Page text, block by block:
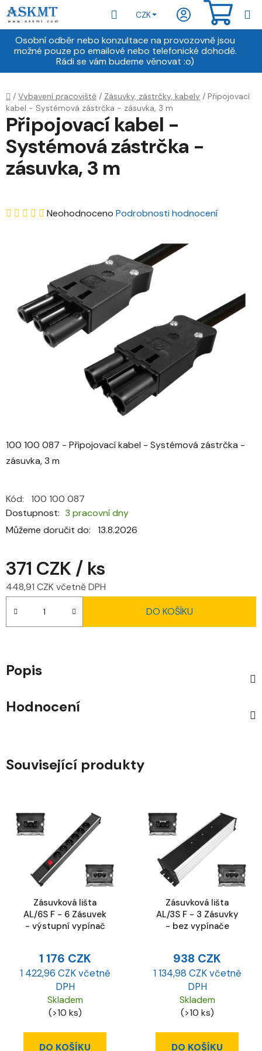
Přejít
na
obsah
Osobní odběr nebo konzultace na provozovně jsou
možné pouze po emailové nebo telefonické dohodě.
Rádi se vám budeme věnovat :o)
Hledat
CZK
Domů
/ Vybavení pracoviště / Zásuvky, zástrčky, kabely / Připojovací
kabel - Systémová zástrčka - zásuvka, 3 m
100 100 087 - Připojovací kabel - Systémová zástrčka -
zásuvka, 3 m
Dostupnost
3 pracovní dny
Můžeme doručit do:
13.8.2026
Kód: 100 100 087
371 CZK / ks
448,91 CZK včetně DPH
DO KOŠÍKU
Připojovací kabel -
Systémová zástrčka -
zásuvka, 3 m
Průměrné
0,0
z
5
hvězdiček.
Neohodnoceno Podrobnosti hodnocení
Popis
Hodnocení
Související produkty
Zásuvková lišta
AL/6S F - 6 Zásuvek
- výstupní vypínač
1 176 CZK
1 422,96 CZK včetně
DPH
Skladem
(>10 ks)
DO KOŠÍKU
Zásuvková lišta
AL/3S F - 3 Zásuvky
- bez vypínače
938 CZK
1 134,98 CZK včetně
DPH
Skladem
(>10 ks)
DO KOŠÍKU